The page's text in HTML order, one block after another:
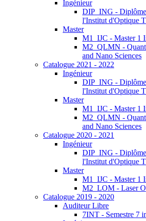
Ingénieur
DIP_ING -
l'Institut d'Optique
Master
M1_IJC - Master 1
M2_QLMN -
and Nano Sciences
Catalogue 2021 - 2022
Ingénieur
DIP_ING -
l'Institut d'Optique
Master
M1_IJC - Master 1
M2_QLMN -
and Nano Sciences
Catalogue 2020 - 2021
Ingénieur
DIP_ING -
l'Institut d'Optique
Master
M1_IJC - Master 1
M2_LOM - Laser
Catalogue 2019 - 2020
Auditeur Libre
7INT - Semestre 7